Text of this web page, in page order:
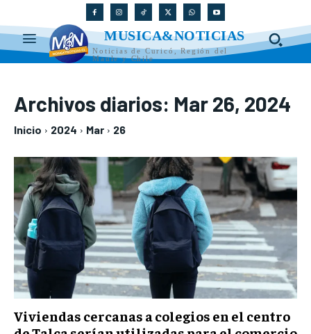
MUSICA&NOTICIAS
Noticias de Curicó, Región del
Maule y Chile
Archivos diarios: Mar 26, 2024
Inicio 2024 Mar 26
Viviendas cercanas a colegios en el centro